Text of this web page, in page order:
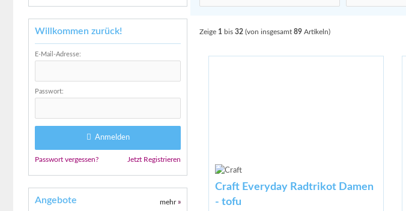
Zeige 1 bis 32 (von insgesamt 89 Artikeln)
Craft Everyday Radtrikot Damen
- tofu
Willkommen zurück!
E-Mail-Adresse:
Passwort:
Anmelden
Passwort vergessen? Jetzt Registrieren
Angebote mehr»